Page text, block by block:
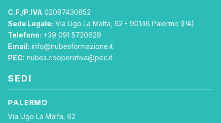
C.F./P.IVA 02087430852
Sede Legale: Via Ugo La Malfa, 62 - 90146 Palermo (PA)
Telefono: +39 091 5720629
Email: info@nubesformazione.it
PEC: nubes.cooperativa@pec.it
SEDI
PALERMO
Via Ugo La Malfa, 62